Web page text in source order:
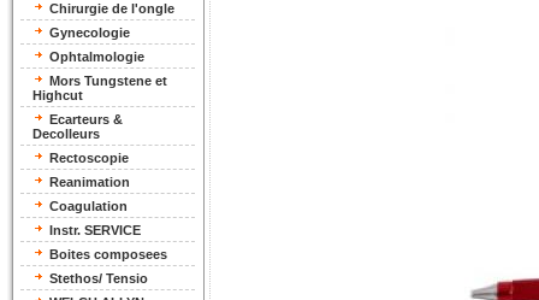
Chirurgie de l'ongle
Gynecologie
Ophtalmologie
Mors Tungstene et
Highcut
Ecarteurs &
Decolleurs
Rectoscopie
Reanimation
Coagulation
Instr. SERVICE
Boites composees
Stethos/ Tensio